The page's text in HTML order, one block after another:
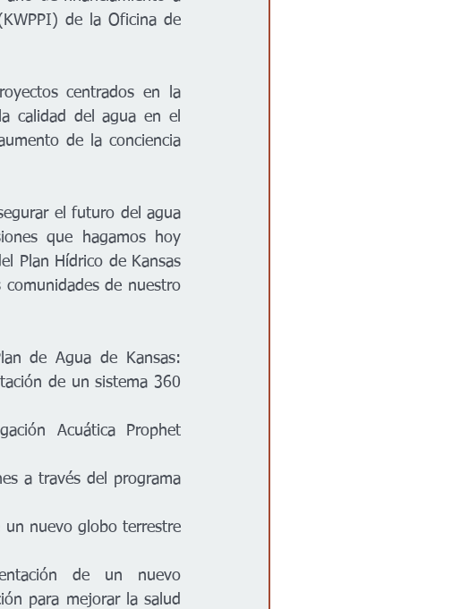
de la Oficina de
centrados en la
calidad del agua en el
de la conciencia
el futuro del agua
que hagamos hoy
Plan Hídrico de Kansas
comunidades de nuestro
de un sistema 360
Acuática Prophet
a través del programa
un nuevo globo terrestre
de un nuevo
para mejorar la salud